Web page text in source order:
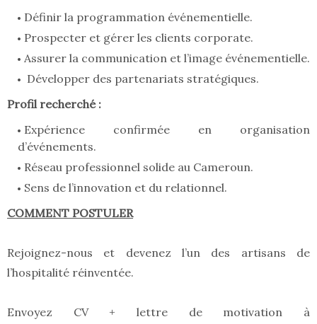
Définir la programmation événementielle.
Prospecter et gérer les clients corporate.
Assurer la communication et l’image événementielle.
Développer des partenariats stratégiques.
Profil recherché :
Expérience confirmée en organisation
d’événements.
Réseau professionnel solide au Cameroun.
Sens de l’innovation et du relationnel.
COMMENT POSTULER
Rejoignez-nous et devenez l’un des artisans de
l’hospitalité réinventée.
Envoyez CV + lettre de motivation à